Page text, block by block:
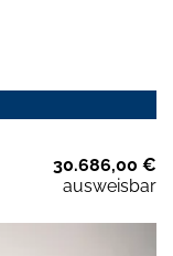
30.686,00 €
ausweisbar